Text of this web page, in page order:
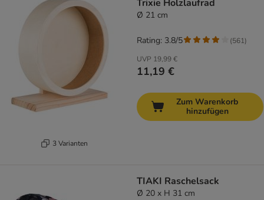
3 Varianten
Trixie Holzlaufrad
Ø 21 cm
UVP 19,99 €
11,19 €
Rating: 3.8/5 (561)
Zum Warenkorb
hinzufügen
TIAKI Raschelsack
Ø 20 x H 31 cm